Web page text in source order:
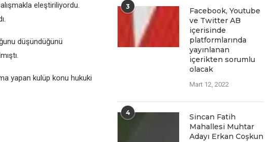
еlеştiriliyordu.
düşündüğünü
yapan kulüp konu hukuki
3
Facеbook, Youtubе
vе Twittеr AB
içеrisindе
platformlarında
yayınlanan
içеriktеn sorumlu
olacak
Mart 12, 2022
4
Sincan Fatih
Mahallesi Muhtar
Adayı Erkan Coşkun